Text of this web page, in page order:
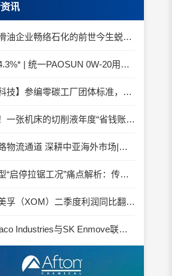
讯
百亩润滑油企业畅络石化的前世今生蜕变之路
省燃费4.3%* | 统一PAOSUN 0W-20用认证和标准说话
【龙蟠科技】参编零碳工厂团体标准，龙蟠科技以绿色智造锚定零碳未来
请查收！一张机床的切削液年度“省钱账单”
畅通丝路物流通道 深耕中亚海外市场|中国石化SINOPEC润滑油北京-阿拉木图图定班列顺利抵达
混动车型“启停拉锯工况”痛点解析：传统机油为何频繁出现油泥堆积？
埃克森美孚（XOM）二季度利润同比翻倍 创2022年以来新高
越南Thaco Industries与SK Enmove联手合作润滑油